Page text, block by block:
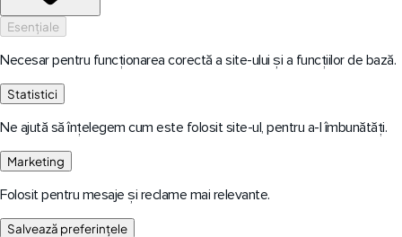
Esențiale
Necesar pentru funcționarea corectă a site-ului și a funcțiilor de bază.
Statistici
Ne ajută să înțelegem cum este folosit site-ul, pentru a-l îmbunătăți.
Marketing
Folosit pentru mesaje și reclame mai relevante.
Salvează preferințele